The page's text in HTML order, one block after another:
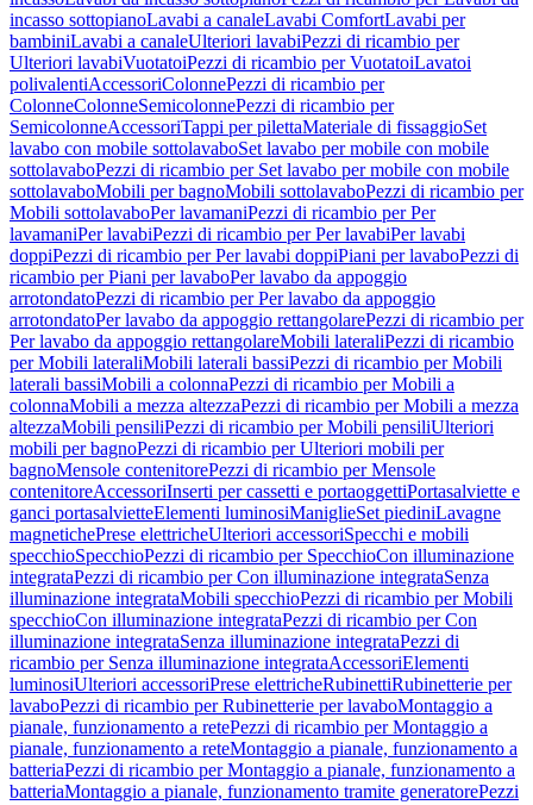
incasso sottopianoLavabi a canaleLavabi ComfortLavabi per
bambiniLavabi a canaleUlteriori lavabiPezzi di ricambio per
Ulteriori lavabiVuotatoiPezzi di ricambio per VuotatoiLavatoi
polivalentiAccessoriColonnePezzi di ricambio per
ColonneColonneSemicolonnePezzi di ricambio per
SemicolonneAccessoriTappi per pilettaMateriale di fissaggioSet
lavabo con mobile sottolavaboSet lavabo per mobile con mobile
sottolavaboPezzi di ricambio per Set lavabo per mobile con mobile
sottolavaboMobili per bagnoMobili sottolavaboPezzi di ricambio per
Mobili sottolavaboPer lavamaniPezzi di ricambio per Per
lavamaniPer lavabiPezzi di ricambio per Per lavabiPer lavabi
doppiPezzi di ricambio per Per lavabi doppiPiani per lavaboPezzi di
ricambio per Piani per lavaboPer lavabo da appoggio
arrotondatoPezzi di ricambio per Per lavabo da appoggio
arrotondatoPer lavabo da appoggio rettangolarePezzi di ricambio per
Per lavabo da appoggio rettangolareMobili lateraliPezzi di ricambio
per Mobili lateraliMobili laterali bassiPezzi di ricambio per Mobili
laterali bassiMobili a colonnaPezzi di ricambio per Mobili a
colonnaMobili a mezza altezzaPezzi di ricambio per Mobili a mezza
altezzaMobili pensiliPezzi di ricambio per Mobili pensiliUlteriori
mobili per bagnoPezzi di ricambio per Ulteriori mobili per
bagnoMensole contenitorePezzi di ricambio per Mensole
contenitoreAccessoriInserti per cassetti e portaoggettiPortasalviette e
ganci portasalvietteElementi luminosiManiglieSet piediniLavagne
magnetichePrese elettricheUlteriori accessoriSpecchi e mobili
specchioSpecchioPezzi di ricambio per SpecchioCon illuminazione
integrataPezzi di ricambio per Con illuminazione integrataSenza
illuminazione integrataMobili specchioPezzi di ricambio per Mobili
specchioCon illuminazione integrataPezzi di ricambio per Con
illuminazione integrataSenza illuminazione integrataPezzi di
ricambio per Senza illuminazione integrataAccessoriElementi
luminosiUlteriori accessoriPrese elettricheRubinettiRubinetterie per
lavaboPezzi di ricambio per Rubinetterie per lavaboMontaggio a
pianale, funzionamento a retePezzi di ricambio per Montaggio a
pianale, funzionamento a reteMontaggio a pianale, funzionamento a
batteriaPezzi di ricambio per Montaggio a pianale, funzionamento a
batteriaMontaggio a pianale, funzionamento tramite generatorePezzi